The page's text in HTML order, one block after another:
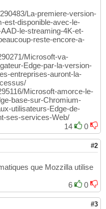
La-premiere-version-
est-disponible-avec-le-
le-streaming-4K-et-
reste-encore-a-
Microsoft-va-
Edge-par-la-version-
entreprises-auront-la-
Microsoft-amorce-le-
base-sur-Chromium-
utilisateurs-Edge-de-
ses-services-Web/
14
0
#2
que Mozzilla utilise
6
0
#3